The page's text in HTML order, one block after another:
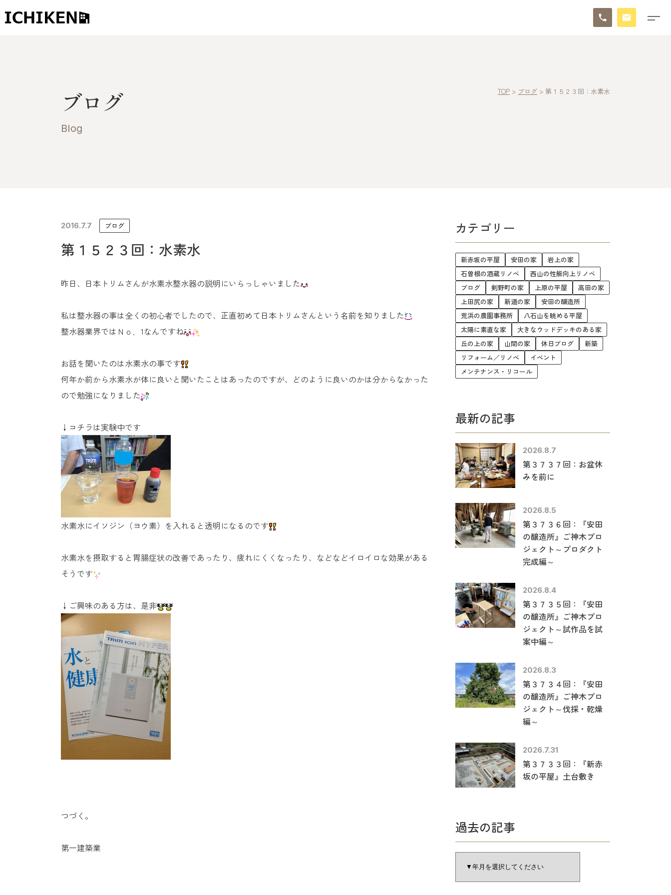
未来に住み継ぐ平屋
ブログ
Blog
TOP > ブログ > 第１５２３回：水素水
2016.7.7 ブログ
第１５２３回：水素水
昨日、日本トリムさんが水素水整水器の説明にいらっしゃいました
私は整水器の事は全くの初心者でしたので、正直初めて日本トリムさんという名前を知りました
整水器業界ではＮｏ．1なんですね
お話を聞いたのは水素水の事です
何年か前から水素水が体に良いと聞いたことはあったのですが、どのように良いのかは分からなかった
ので勉強になりました
↓コチラは実験中です
水素水にイソジン（ヨウ素）を入れると透明になるのです
水素水を摂取すると胃腸症状の改善であったり、疲れにくくなったり、などなどイロイロな効果がある
そうです
↓ご興味のある方は、是非
つづく。
第一建築業
カテゴリー
新赤坂の平屋 安田の家
岩上の家
石曽根の酒蔵リノベ
西山の性能向上リノベ
ブログ
剣野町の家 上原の平屋
高田の家
上田尻の家
新道の家
安田の醸造所
荒浜の農園事務所
八石山を眺める平屋
太陽に素直な家
大きなウッドデッキのある家
丘の上の家
山間の家 休日ブログ
新築
リフォーム／リノベ
イベント
メンテナンス・リコール
最新の記事
2026.8.7
第３７３７回：お盆休
みを前に
2026.8.5
第３７３６回：『安田
の醸造所』ご神木プロ
ジェクト～プロダクト
完成編～
2026.8.4
第３７３５回：『安田
の醸造所』ご神木プロ
ジェクト～試作品を試
案中編～
2026.8.3
第３７３４回：『安田
の醸造所』ご神木プロ
ジェクト～伐採・乾燥
編～
2026.7.31
第３７３３回：『新赤
坂の平屋』土台敷き
過去の記事